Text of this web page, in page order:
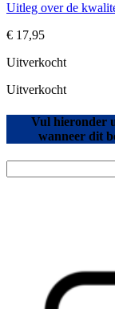
Uitleg over de
€ 17,95
Uitverkocht
Uitverkocht
Vul hieronder
wanneer dit